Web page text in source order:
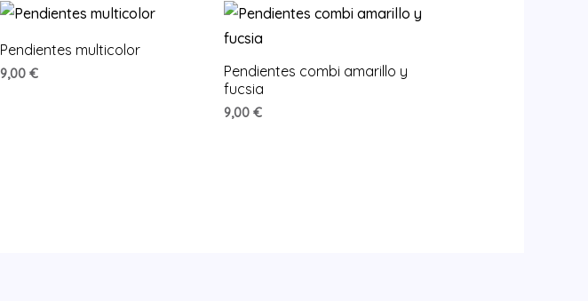
Pendientes multicolor
9,00 €
Pendientes combi amarillo y
fucsia
9,00 €